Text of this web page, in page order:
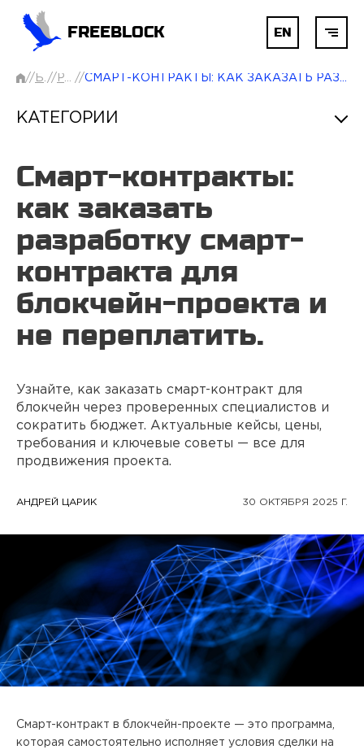
FREEBLOCK EN
// БЛОГ// РАЗНОЕ // ГЛАВНАЯ
AI
РАЗРАБОТКА
УСЛУГИ
КОНТАКТЫ
БЛОГ
ВАКАНСИИ
КАТЕГОРИИ
Смарт-контракты:
как заказать
разработку смарт-
контракта для
блокчейн-проекта и
не переплатить.
Узнайте, как заказать смарт-контракт для
блокчейн через проверенных специалистов и
сократить бюджет. Актуальные кейсы, цены,
требования и ключевые советы — все для
продвижения проекта.
АНДРЕЙ ЦАРИК 30 ОКТЯБРЯ 2025 Г.
Смарт-контракт в блокчейн-проекте — это программа,
которая самостоятельно исполняет условия сделки на